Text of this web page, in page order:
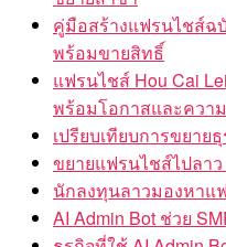
คู่มือสร้างแฟรนไชส์ฉ
พร้อมขายสิทธิ์
แฟรนไชส์ Hou Cai
พร้อมโอกาสและควา
เปรียบเทียบการขยาย
ขยายแฟรนไชส์ไปลาว
นักลงทุนลาวมองหาแ
AI Admin Bot ช่วย